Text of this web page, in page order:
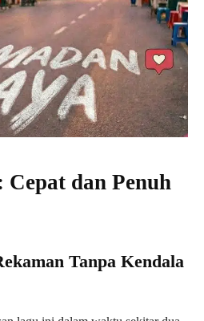
dan Penuh
Tanpa Kendala